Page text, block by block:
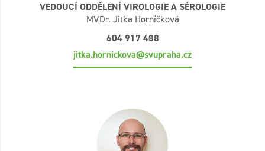
VEDOUCÍ ODDĚLENÍ VIROLOGIE A SÉROLOGIE
MVDr. Jitka Horníčková
604 917 488
jitka.hornickova@svupraha.cz